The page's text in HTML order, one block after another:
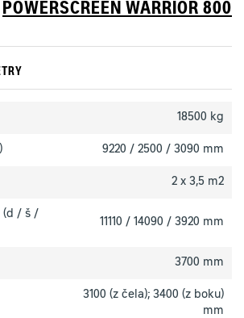
POWERSCREEN WARRIOR 800
18500 kg
9220 / 2500 / 3090 mm
2 x 3,5 m2
(d / š /
11110 / 14090 / 3920 mm
3700 mm
3100 (z čela); 3400 (z boku)
mm